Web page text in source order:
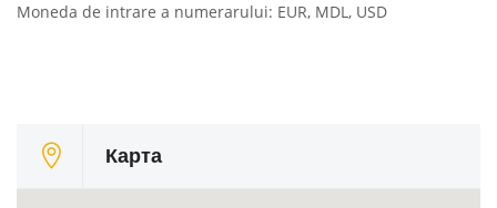
Moneda de intrare a numerarului: EUR, MDL, USD
Карта